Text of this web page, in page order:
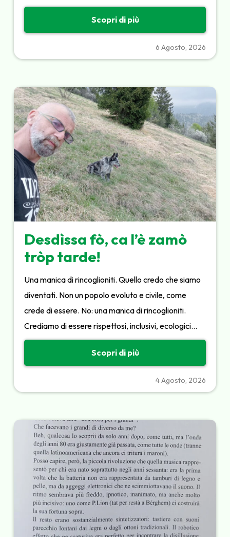
Scopri di più
6 Agosto, 2026
Desdìssa fò, ca l’è zamò
tròp tarde!
Una manica di rincoglioniti. Quello credo che siamo
diventati. Non un popolo evoluto e civile, come
crede di essere. No: una manica di rincoglioniti.
Crediamo di essere rispettosi, inclusivi, ecologici…
Scopri di più
4 Agosto, 2026